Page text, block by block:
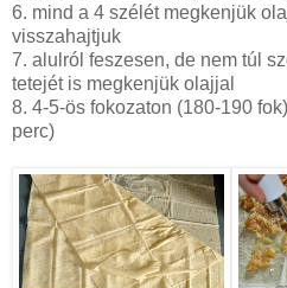
6. mind a 4 szélét megkenjük
visszahajtjuk
7. alulról feszesen, de nem túl
tetejét is megkenjük olajjal
8. 4-5-ös fokozaton (180-190
perc)